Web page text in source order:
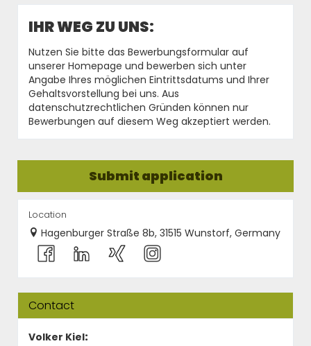
IHR WEG ZU UNS:
Nutzen Sie bitte das Bewerbungsformular auf
unserer Homepage und bewerben sich unter
Angabe Ihres möglichen Eintrittsdatums und Ihrer
Gehaltsvorstellung bei uns. Aus
datenschutzrechtlichen Gründen können nur
Bewerbungen auf diesem Weg akzeptiert werden.
Submit application
Location
Hagenburger Straße 8b, 31515 Wunstorf, Germany
Contact
Volker Kiel: